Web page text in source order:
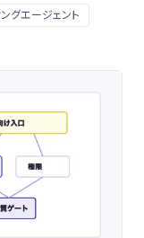
グエージェント